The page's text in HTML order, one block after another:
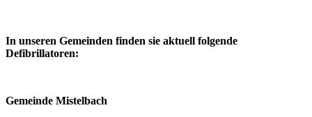
In unseren Gemeinden finden sie aktuell folgende
Defibrillatoren:
Gemeinde Mistelbach